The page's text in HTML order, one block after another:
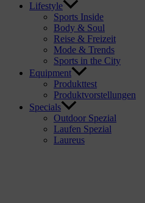
Lifestyle
Sports Inside
Body & Soul
Reise & Freizeit
Mode & Trends
Sports in the City
Equipment
Produkttest
Produktvorstellungen
Specials
Outdoor Spezial
Laufen Spezial
Laureus